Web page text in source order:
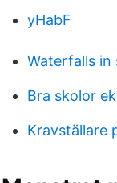
yHabF
Waterfalls in
Bra skolor
Kravställare